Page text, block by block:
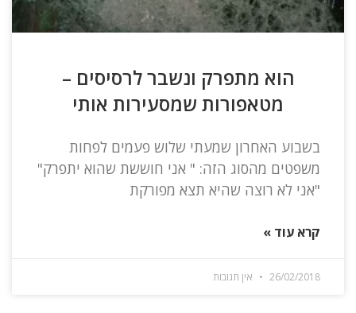
הוא מתפרק ונשבר לרסיסים –
מטאפורות שמסעירות אותי
בשבוע האחרון שמעתי שלוש פעמים לפחות
משפטים מהסוג הזה: " אני חוששת שהוא יתפרק"
"אני לא רוצה שהיא תצא מפורקת
קרא עוד »
26/02/2018 אין תגובות